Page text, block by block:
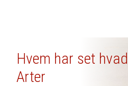
Hvem har set
Arter